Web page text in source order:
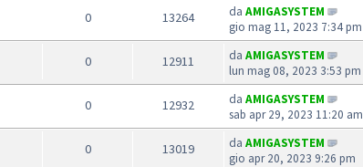
0 13264 da AMIGASYSTEM
gio mag 11, 2023 7:34 pm
0 12911 da AMIGASYSTEM
lun mag 08, 2023 3:53 pm
0 12932 da AMIGASYSTEM
sab apr 29, 2023 11:20 am
0 13019 da AMIGASYSTEM
gio apr 20, 2023 9:26 pm